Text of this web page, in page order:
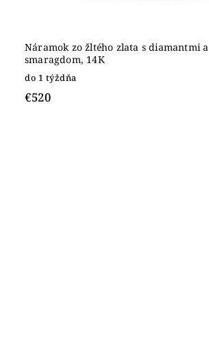
Náramok zo žltého zlata s diamantmi a
smaragdom, 14K
do 1 týždňa
€520